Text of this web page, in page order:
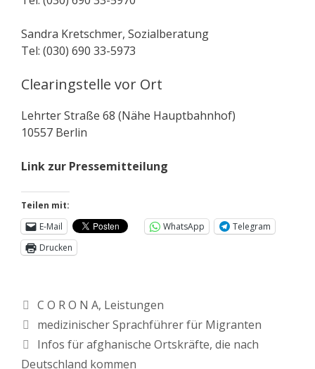
Sandra Kretschmer, Sozialberatung
Tel: (030) 690 33-5973
Clearingstelle vor Ort
Lehrter Straße 68 (Nähe Hauptbahnhof)
10557 Berlin
Link zur Pressemitteilung
Teilen mit:
E-Mail
WhatsApp
Telegram
Drucken
C O R O N A, Leistungen
medizinischer Sprachführer für Migranten
Infos für afghanische Ortskräfte, die nach
Deutschland kommen